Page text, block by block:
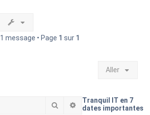
1 message • Page 1 sur 1
Aller
RechercherRecherche avancée
Tranquil IT en 7
dates importantes